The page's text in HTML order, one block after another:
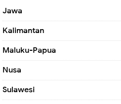
Jawa
Kalimantan
Maluku-Papua
Nusa
Sulawesi